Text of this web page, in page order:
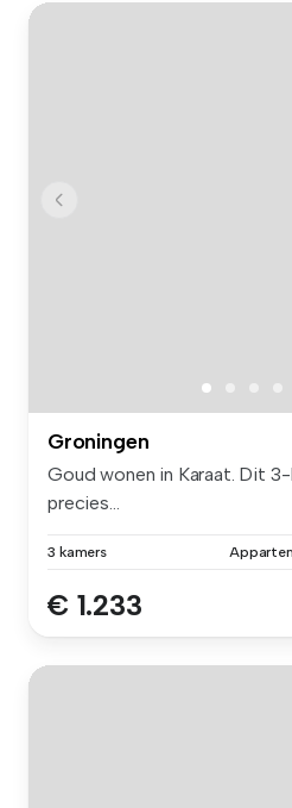
Groningen
Goud wonen in Karaat. Dit
precies...
3 kamers
€ 1.233